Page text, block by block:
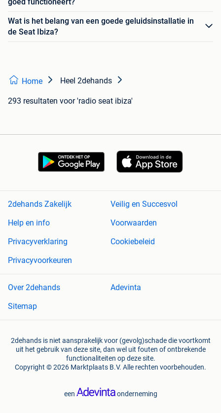
Wat is het belang van een goede geluidsinstallatie in
de Seat Ibiza?
Home Heel 2dehands
293 resultaten voor 'radio seat ibiza'
2dehands Zakelijk
Veilig en Succesvol
Help en info
Voorwaarden
Privacyverklaring
Cookiebeleid
Privacyvoorkeuren
Over 2dehands
Adevinta
Sitemap
2dehands is niet aansprakelijk voor (gevolg)schade die voortkomt
uit het gebruik van deze site, dan wel uit fouten of ontbrekende
functionaliteiten op deze site.
Copyright © 2026 Marktplaats B.V. Alle rechten voorbehouden.
een onderneming